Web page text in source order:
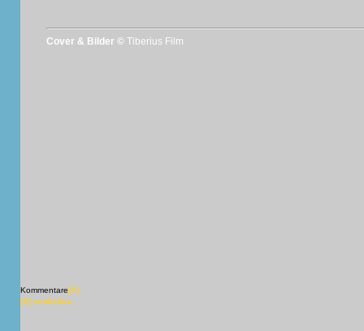
Cover & Bilder © Tiberius Film
Kommentare[X]
[X] schließen